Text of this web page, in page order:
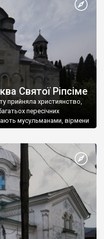
Херсонесу Таврійського
Святої Ріпсіме
прийняла християнство,
пересічних
мусульманами, вірмени